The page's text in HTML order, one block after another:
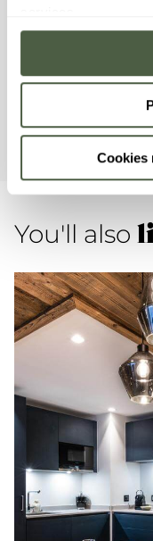
Cookies
en-suite
sitting area with
dishwasher,
You'll also